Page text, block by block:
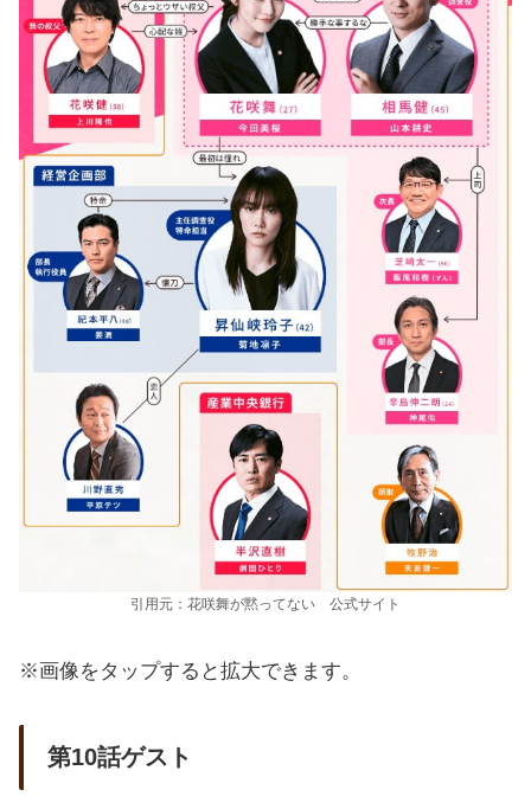
引用元：花咲舞が黙ってない 公式サイト
※画像をタップすると拡大できます。
第10話ゲスト